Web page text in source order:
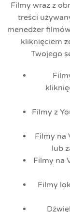
Filmy wraz z
treści
menedżer
kliknięciem
Twojego
Filmy z
Filmy na
lub
Filmy na
Filmy